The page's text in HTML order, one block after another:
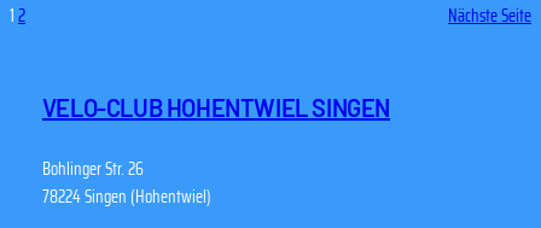
12 Nächste Seite
VELO-CLUB HOHENTWIEL SINGEN
Bohlinger Str. 26
78224 Singen (Hohentwiel)